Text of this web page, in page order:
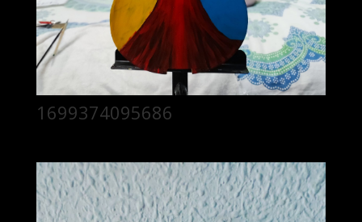
1699374095686